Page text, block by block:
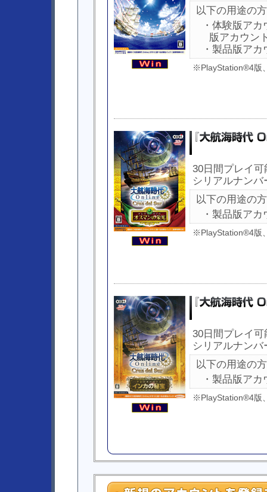
以下の用途の
・体験版ア
版アカウン
・製品版ア
※PlayStation®4版
30日間プレイ
シリアルナンバ
以下の用途の
・製品版ア
※PlayStation®4版
30日間プレイ
シリアルナンバ
以下の用途の
・製品版ア
※PlayStation®4版